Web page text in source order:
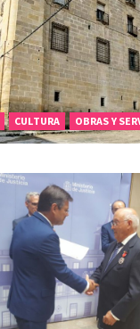
CULTURA OBRAS Y